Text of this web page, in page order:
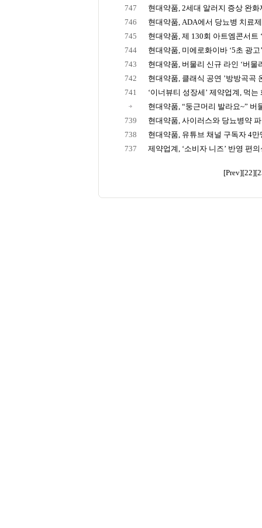
747
현대약품, 2세대 알러지 증상 완화
746
현대약품, ADA에서 당뇨병 치료
745
현대약품, 제 130회 아트엠콘서트
744
현대약품, 미에로화이바 ‘5초 광고
743
현대약품, 버물리 신규 라인 ‘버물
742
현대약품, 클래식 공연 ’방방곡곡
741
‘이너뷰티 성장세’ 제약업계, 먹는
현대약품, “둥근머리 발라요~” 버
739
현대약품, 사이러스와 당뇨병약
738
현대약품, 유튜브 채널 구독자 4만
737
제약업계, ‘소비자 니즈’ 반영 편
[Prev][22]